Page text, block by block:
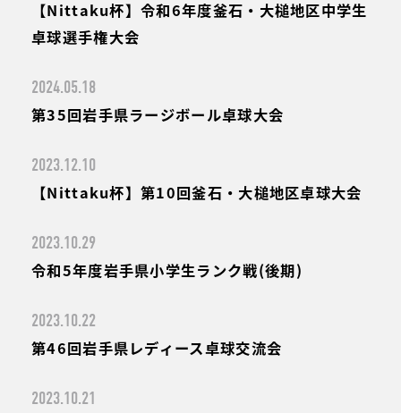
【Nittaku杯】令和6年度釜石・大槌地区中学生
卓球選手権大会
2024.05.18
第35回岩手県ラージボール卓球大会
2023.12.10
【Nittaku杯】第10回釜石・大槌地区卓球大会
2023.10.29
令和5年度岩手県小学生ランク戦(後期)
2023.10.22
第46回岩手県レディース卓球交流会
2023.10.21